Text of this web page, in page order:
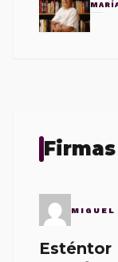
MIGUEL
Esténtor